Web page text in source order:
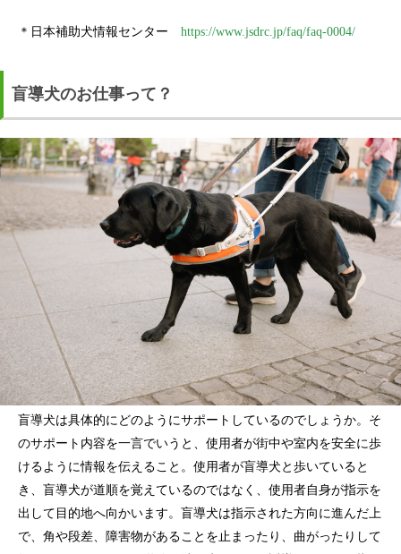
＊日本補助犬情報センター https://www.jsdrc.jp/faq/faq-0004/
盲導犬のお仕事って？
盲導犬は具体的にどのようにサポートしているのでしょうか。そ
のサポート内容を一言でいうと、使用者が街中や室内を安全に歩
けるように情報を伝えること。使用者が盲導犬と歩いていると
き、盲導犬が道順を覚えているのではなく、使用者自身が指示を
出して目的地へ向かいます。盲導犬は指示された方向に進んだ上
で、角や段差、障害物があることを止まったり、曲がったりして